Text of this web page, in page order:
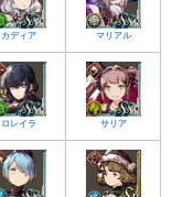
カディア マリアル
ロレイラ サリア